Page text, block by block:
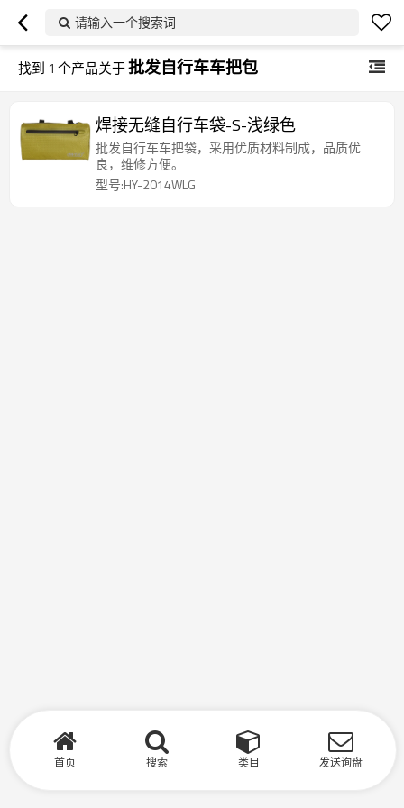
请输入一个搜索词
找到 1 个产品关于批发自行车车把包
焊接无缝自行车袋-S-浅绿色
批发自行车车把袋，采用优质材料制成，品质优
良，维修方便。
型号:HY-2014WLG
首页 搜索 类目 发送询盘